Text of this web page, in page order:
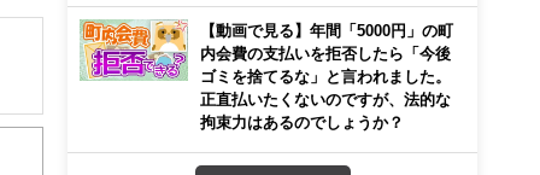
き
【動画で見る】年間「5000円」の町
内会費の支払いを拒否したら「今後
ゴミを捨てるな」と言われました。
正直払いたくないのですが、法的な
拘束力はあるのでしょうか？